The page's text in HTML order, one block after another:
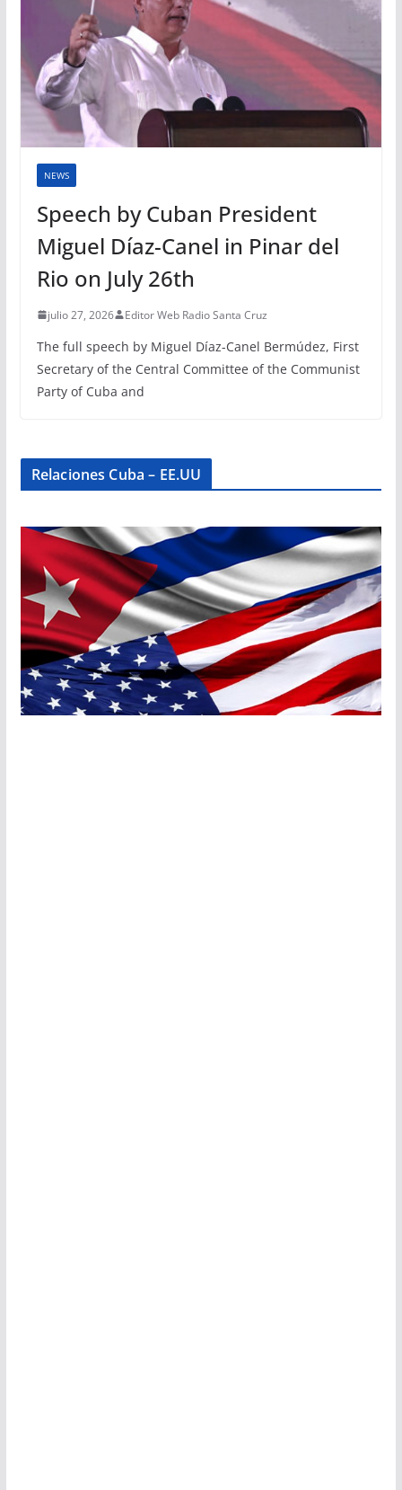
NEWS
Speech by Cuban President
Miguel Díaz-Canel in Pinar del
Rio on July 26th
julio 27, 2026 Editor Web Radio Santa Cruz
The full speech by Miguel Díaz-Canel Bermúdez, First
Secretary of the Central Committee of the Communist
Party of Cuba and
Relaciones Cuba – EE.UU